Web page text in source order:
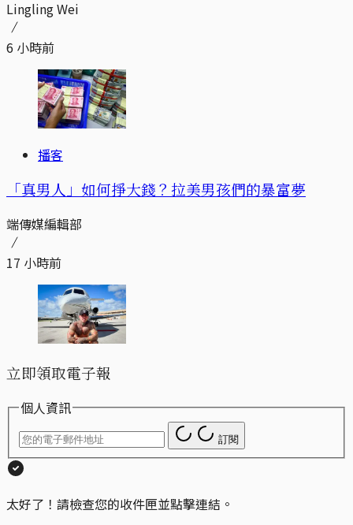
Lingling Wei
6 小時前
播客
「真男人」如何掙大錢？拉美男孩們的暴富夢
端傳媒編輯部
17 小時前
立即領取電子報
個人資訊
訂閱
太好了！請檢查您的收件匣並點擊連結。